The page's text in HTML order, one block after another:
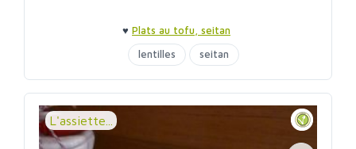
♥ Plats au tofu, seitan
lentilles
seitan
L'assiette...